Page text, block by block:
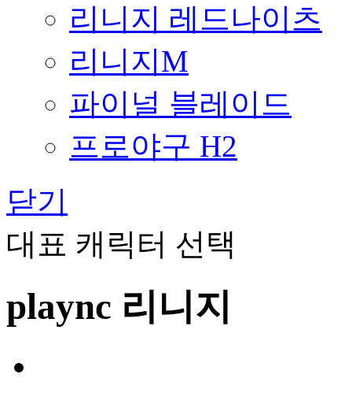
리니지 레드나이츠
리니지M
파이널 블레이드
프로야구 H2
닫기
대표 캐릭터 선택
plaync 리니지